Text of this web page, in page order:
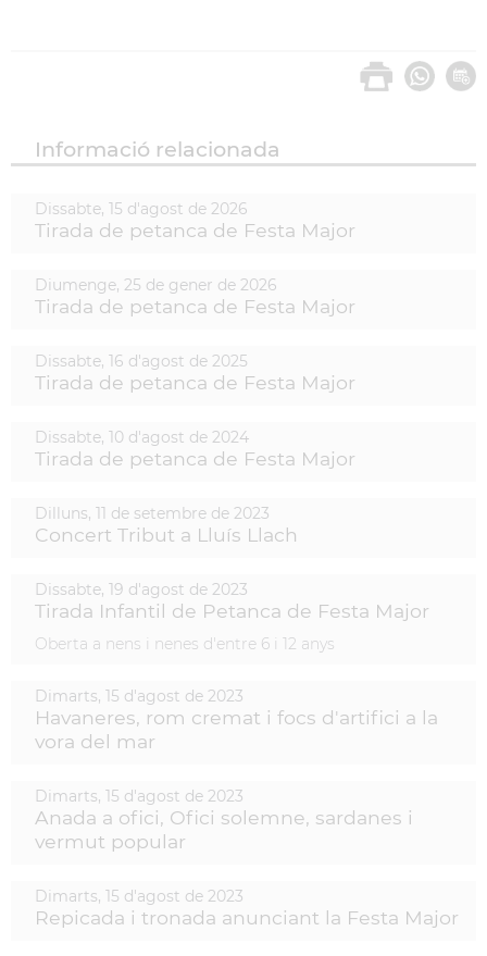
Informació relacionada
Dissabte, 15 d'agost de 2026
Tirada de petanca de Festa Major
Diumenge, 25 de gener de 2026
Tirada de petanca de Festa Major
Dissabte, 16 d'agost de 2025
Tirada de petanca de Festa Major
Dissabte, 10 d'agost de 2024
Tirada de petanca de Festa Major
Dilluns, 11 de setembre de 2023
Concert Tribut a Lluís Llach
Dissabte, 19 d'agost de 2023
Tirada Infantil de Petanca de Festa Major
Oberta a nens i nenes d'entre 6 i 12 anys
Dimarts, 15 d'agost de 2023
Havaneres, rom cremat i focs d'artifici a la
vora del mar
Dimarts, 15 d'agost de 2023
Anada a ofici, Ofici solemne, sardanes i
vermut popular
Dimarts, 15 d'agost de 2023
Repicada i tronada anunciant la Festa Major